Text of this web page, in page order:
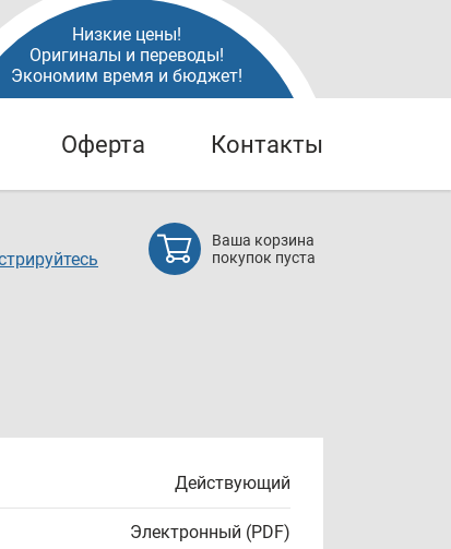
Низкие цены!
Оригиналы и переводы!
Экономим время и бюджет!
Оферта Контакты
Ваша корзина
покупок пуста
Действующий
Электронный (PDF)